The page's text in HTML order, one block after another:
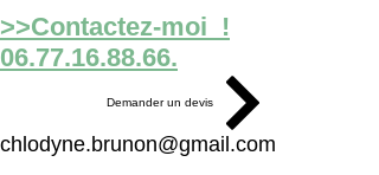
>>Contactez-moi !
06.77.16.88.66.
Demander un devis
chlodyne.brunon@gmail.com